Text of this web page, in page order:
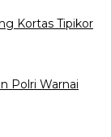
Kortas Tipikor
Polri Warnai